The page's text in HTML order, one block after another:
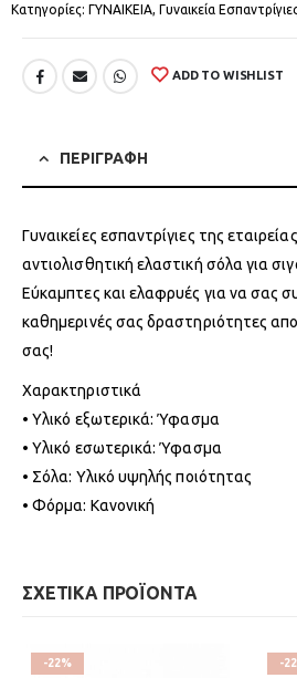
Κατηγορίες: ΓΥΝΑΙΚΕΙΑ, Γυναικεία
ADD TO WISHLIST
ΠΕΡΙΓΡΑΦΗ
Γυναικείες εσπαντρίγιες της
αντιολισθητική ελαστική σόλα για
Εύκαμπτες και ελαφρυές για να σας
καθημερινές σας δραστηριότητες
σας!
Χαρακτηριστικά
• Υλικό εξωτερικά: Ύφασμα
• Υλικό εσωτερικά: Ύφασμα
• Σόλα: Υλικό υψηλής ποιότητας
• Φόρμα: Κανονική
ΣΧΕΤΙΚΑ ΠΡΟΪΟΝΤΑ
-22% -